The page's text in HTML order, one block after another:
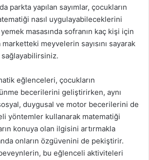
parkta yapılan sayımlar, çocukların
nasıl uygulayabileceklerini
masasında sofranın kaç kişi için
meyvelerin sayısını sayarak
sağlayabilirsiniz.
eğlenceleri, çocukların
becerilerini geliştirirken, aynı
duygusal ve motor becerilerini de
yöntemler kullanarak matematiği
konuya olan ilgisini artırmakla
onların özgüvenini de pekiştirir.
bu eğlenceli aktiviteleri